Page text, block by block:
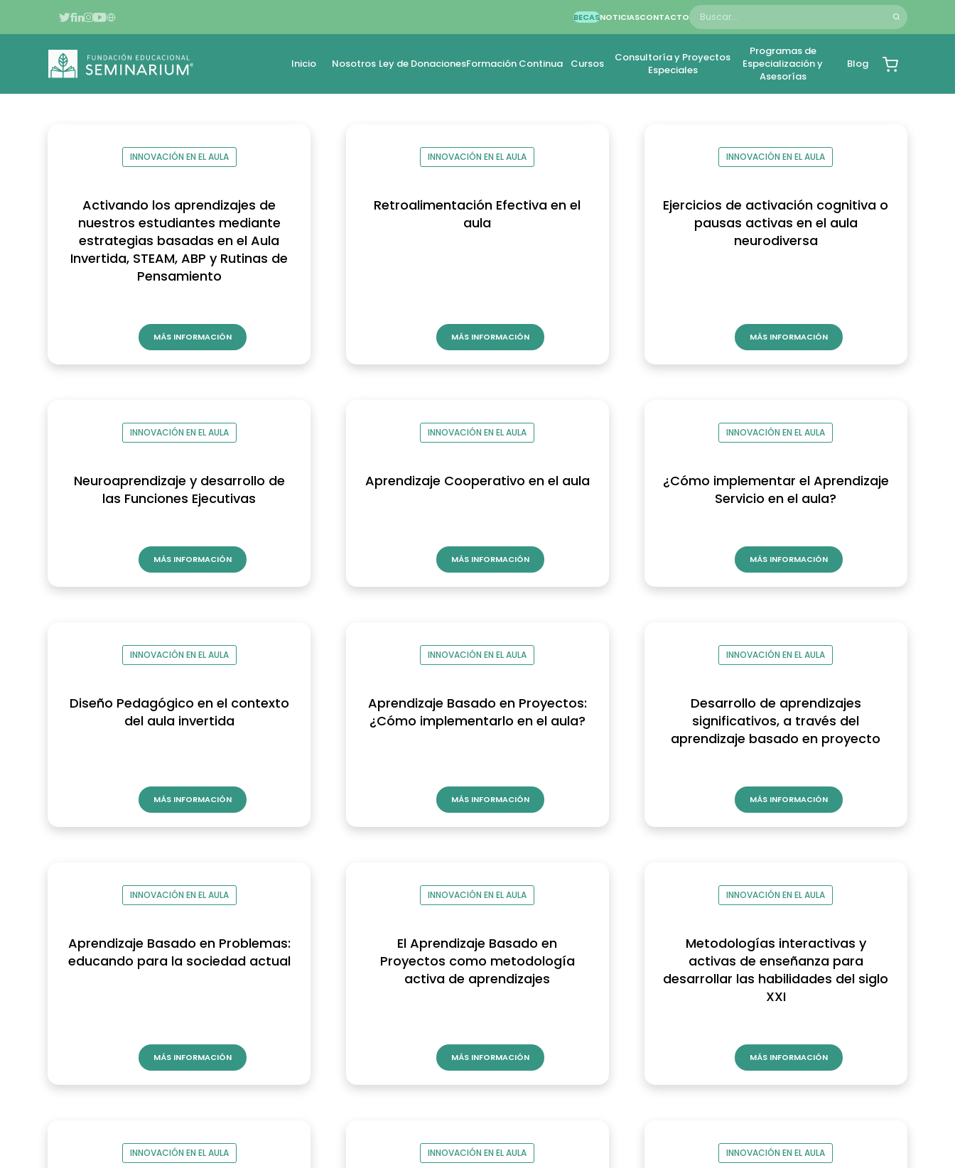
BECASNOTICIASCONTACTO
Inicio Nosotros Ley de DonacionesFormación Continua Cursos
Consultoría y Proyectos
Especiales
Programas de
Especialización y
Asesorías
Blog
Innovación en el Aula
INNOVACIÓN EN EL AULA
Activando los aprendizajes de
nuestros estudiantes mediante
estrategias basadas en el Aula
Invertida, STEAM, ABP y Rutinas de
Pensamiento
MÁS INFORMACIÓN
INNOVACIÓN EN EL AULA
Retroalimentación Efectiva en el
aula
MÁS INFORMACIÓN
INNOVACIÓN EN EL AULA
Ejercicios de activación cognitiva o
pausas activas en el aula
neurodiversa
MÁS INFORMACIÓN
INNOVACIÓN EN EL AULA
Neuroaprendizaje y desarrollo de
las Funciones Ejecutivas
MÁS INFORMACIÓN
INNOVACIÓN EN EL AULA
Aprendizaje Cooperativo en el aula
MÁS INFORMACIÓN
INNOVACIÓN EN EL AULA
¿Cómo implementar el Aprendizaje
Servicio en el aula?
MÁS INFORMACIÓN
INNOVACIÓN EN EL AULA
Diseño Pedagógico en el contexto
del aula invertida
MÁS INFORMACIÓN
INNOVACIÓN EN EL AULA
Aprendizaje Basado en Proyectos:
¿Cómo implementarlo en el aula?
MÁS INFORMACIÓN
INNOVACIÓN EN EL AULA
Desarrollo de aprendizajes
significativos, a través del
aprendizaje basado en proyecto
MÁS INFORMACIÓN
INNOVACIÓN EN EL AULA
Aprendizaje Basado en Problemas:
educando para la sociedad actual
MÁS INFORMACIÓN
INNOVACIÓN EN EL AULA
El Aprendizaje Basado en
Proyectos como metodología
activa de aprendizajes
MÁS INFORMACIÓN
INNOVACIÓN EN EL AULA
Metodologías interactivas y
activas de enseñanza para
desarrollar las habilidades del siglo
XXI
MÁS INFORMACIÓN
INNOVACIÓN EN EL AULA INNOVACIÓN EN EL AULA INNOVACIÓN EN EL AULA